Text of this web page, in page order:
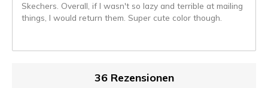
Skechers. Overall, if I wasn't so lazy and terrible at mailing
things, I would return them. Super cute color though.
36 Rezensionen